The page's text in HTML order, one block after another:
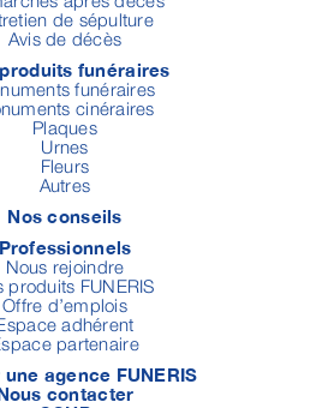
de sépulture
Avis de décès
funéraires
funéraires
cinéraires
Plaques
Urnes
Fleurs
Autres
Nos conseils
Professionnels
Nous rejoindre
produits FUNERIS
Offre d’emplois
adhérent
partenaire
agence FUNERIS
contacter